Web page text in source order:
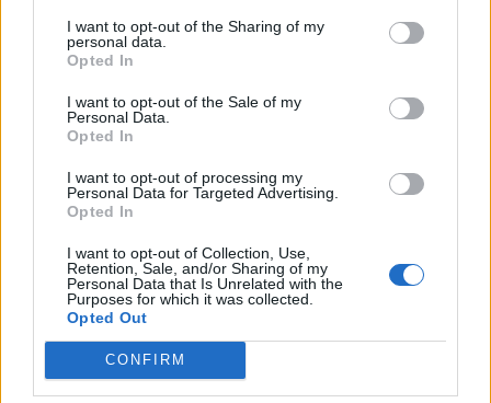
I want to opt-out of the Sharing of my
personal data.
Opted In
I want to opt-out of the Sale of my
Personal Data.
Opted In
I want to opt-out of processing my
Personal Data for Targeted Advertising.
Opted In
I want to opt-out of Collection, Use,
Retention, Sale, and/or Sharing of my
Personal Data that Is Unrelated with the
Purposes for which it was collected.
Opted Out
CONFIRM
08/08/2026 - 14:08
κανόνες για επενδύσεις, νησιά και προορισμούς υπό
πίεση
Υπουργείο Εργασίας: Ο “χάρτης” των πληρωμών
από τον e-ΕΦΚΑ και τη ΔΥΠΑ έως τις 14 Αυγούστου
08/08/2026 - 12:58 ΟΙΚΟΝΟΜΙΑ
Οι Hamilton Reserve Bank και SEE Capital
Hamilton Ltd. συνάπτουν συμφωνία υπηρεσιών
μάρκετινγκ
08/08/2026 - 13:44